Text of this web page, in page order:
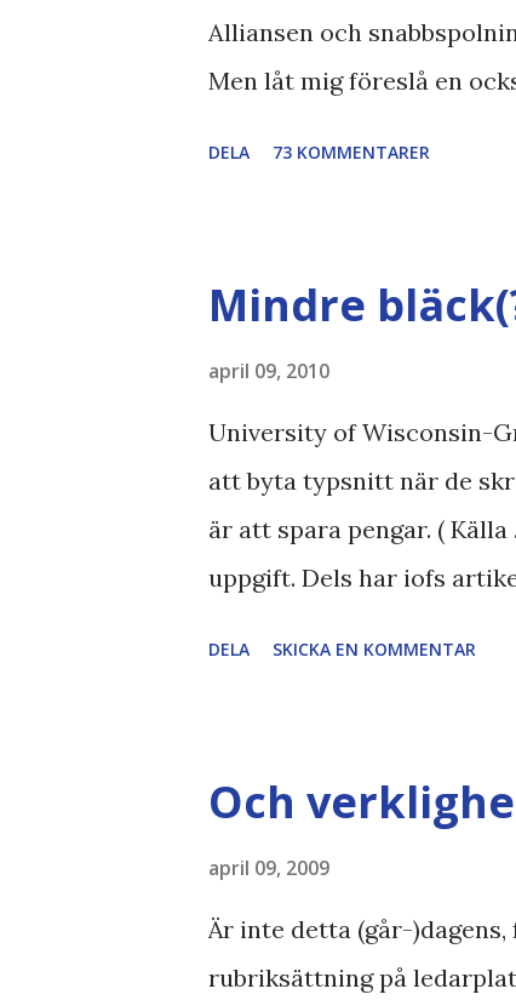
Alliansen och
Men låt mig föreslå en
SvD , DN
DELA 73 KOMMENTARER
Mindre
april 09, 2010
University of Wisconsin-
att byta typsnitt när de
är att spara pengar. (
uppgift. Dels har iofs
bloggläsarundersökning
Gothic , besparingar ,
tonerbesparingar , typsnitt
DELA SKICKA EN KOMMENTAR
Och
april 09, 2009
Är inte detta (går-
rubriksättning på